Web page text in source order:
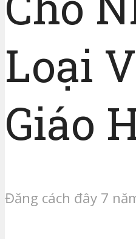
Loại
Giáo
Đăng cách đây 7